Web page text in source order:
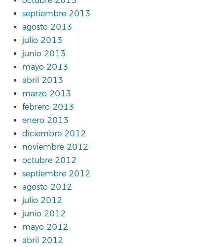
septiembre 2013
agosto 2013
julio 2013
junio 2013
mayo 2013
abril 2013
marzo 2013
febrero 2013
enero 2013
diciembre 2012
noviembre 2012
octubre 2012
septiembre 2012
agosto 2012
julio 2012
junio 2012
mayo 2012
abril 2012